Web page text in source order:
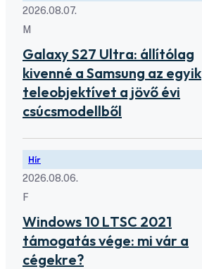
2026.08.07.
M
Galaxy S27 Ultra: állítólag
kivenné a Samsung az egyik
teleobjektívet a jövő évi
csúcsmodellből
Hír
2026.08.06.
F
Windows 10 LTSC 2021
támogatás vége: mi vár a
cégekre?